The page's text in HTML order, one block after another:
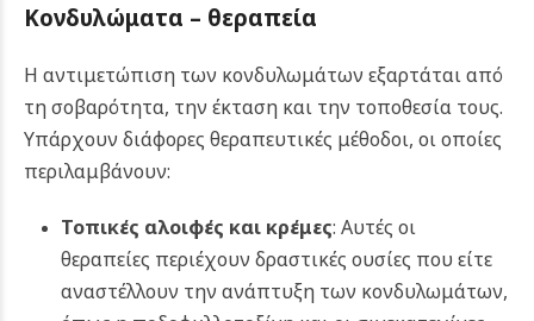
Κονδυλώματα – θεραπεία
Η αντιμετώπιση των κονδυλωμάτων εξαρτάται από
τη σοβαρότητα, την έκταση και την τοποθεσία τους.
Υπάρχουν διάφορες θεραπευτικές μέθοδοι, οι οποίες
περιλαμβάνουν:
Τοπικές αλοιφές και κρέμες: Αυτές οι
θεραπείες περιέχουν δραστικές ουσίες που είτε
αναστέλλουν την ανάπτυξη των κονδυλωμάτων,